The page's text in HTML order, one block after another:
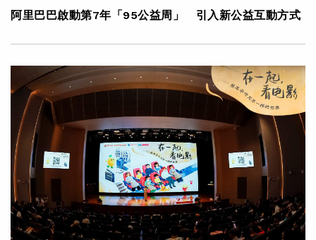
阿里巴巴啟動第7年「95公益周」 引入新公益互動方式